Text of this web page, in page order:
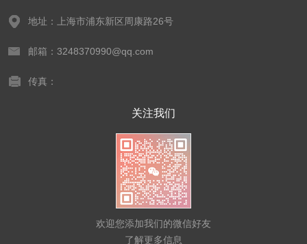
地址：上海市浦东新区周康路26号
邮箱：3248370990@qq.com
传真：
关注我们
欢迎您添加我们的微信好友
了解更多信息